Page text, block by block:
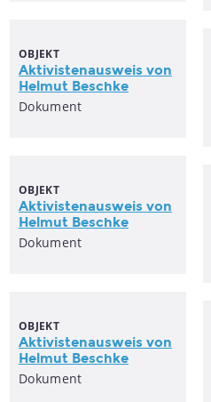
OBJEKT
Aktivistenausweis von
Helmut Beschke
Dokument
OBJEKT
Aktivistenausweis von
Helmut Beschke
Dokument
OBJEKT
Aktivistenausweis von
Helmut Beschke
Dokument